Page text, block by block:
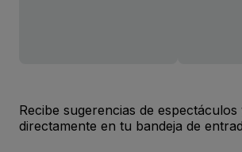
Recibe sugerencias de
directamente en tu bandeja de